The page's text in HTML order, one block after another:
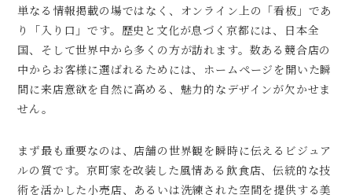
単なる情報掲載の場ではなく、オンライン上の「看板」であ
り「入り口」です。歴史と文化が息づく京都には、日本全
国、そして世界中から多くの方が訪れます。数ある競合店の
中からお客様に選ばれるためには、ホームページを開いた瞬
間に来店意欲を自然に高める、魅力的なデザインが欠かせま
せん。
まず最も重要なのは、店舗の世界観を瞬時に伝えるビジュア
ルの質です。京町家を改装した風情ある飲食店、伝統的な技
術を活かした小売店、あるいは洗練された空間を提供する美